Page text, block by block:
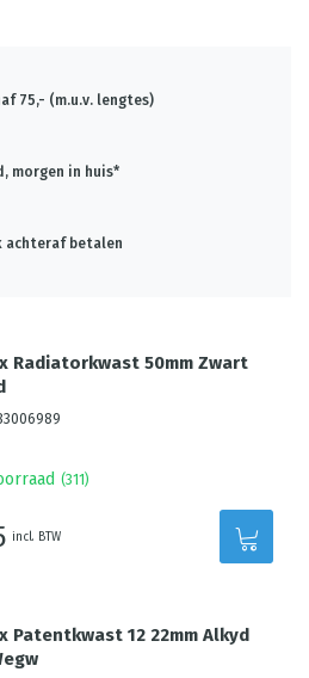
75,- (m.u.v. lengtes)
morgen in huis*
achteraf betalen
Radiatorkwast 50mm Zwart
(311 )
incl. BTW
Patentkwast 12 22mm Alkyd